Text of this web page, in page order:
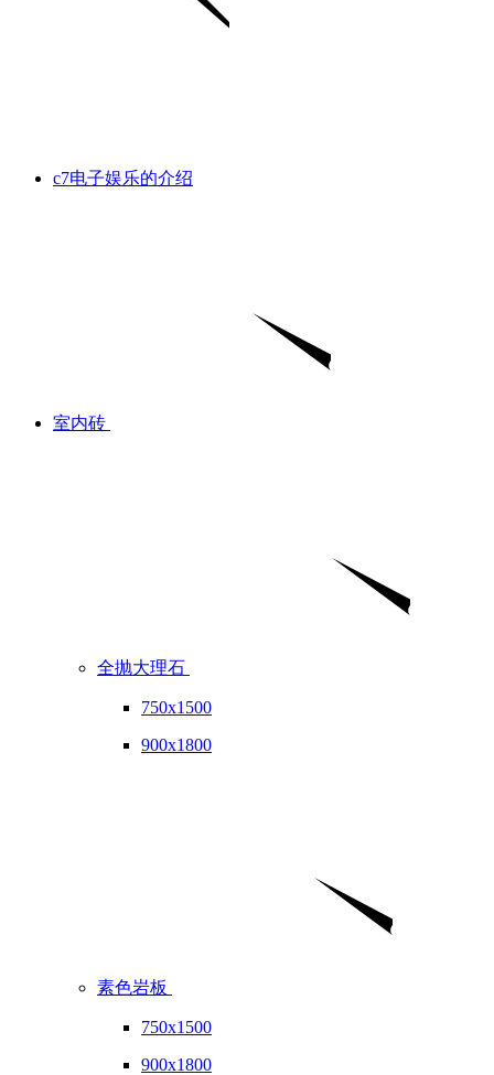
c7电子娱乐的介绍
室内砖
全抛大理石
750x1500
900x1800
素色岩板
750x1500
900x1800